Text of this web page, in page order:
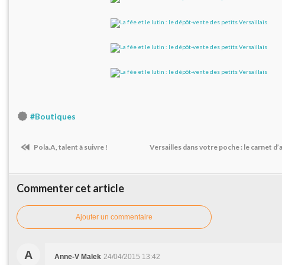
#Boutiques
Pola.A, talent à suivre ! Versailles dans votre poche : le carnet
Commenter cet article
Ajouter un commentaire
A Anne-V Malek 24/04/2015 13:42